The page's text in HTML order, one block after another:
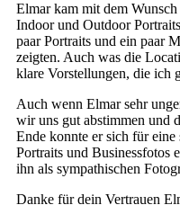
Elmar kam mit dem
Indoor und Outdoor
paar Portraits und ein paar
zeigten. Auch was die
klare Vorstellungen, die ich
Auch wenn Elmar sehr
wir uns gut abstimmen und
Ende konnte er sich für eine
Portraits und Businessfotos
ihn als sympathischen
Danke für dein Vertrauen